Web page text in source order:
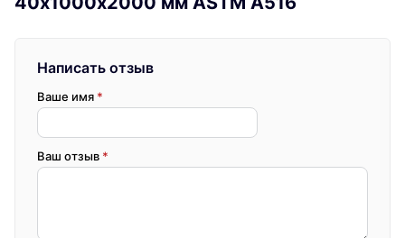
Написать отзыв
Ваше имя *
Ваш отзыв *